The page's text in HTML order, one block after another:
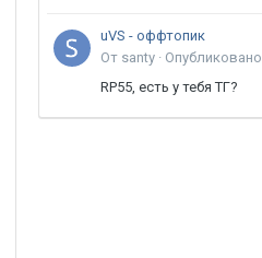
uVS - оффтопик
От santy · Опубликовано
RP55, есть у тебя ТГ?